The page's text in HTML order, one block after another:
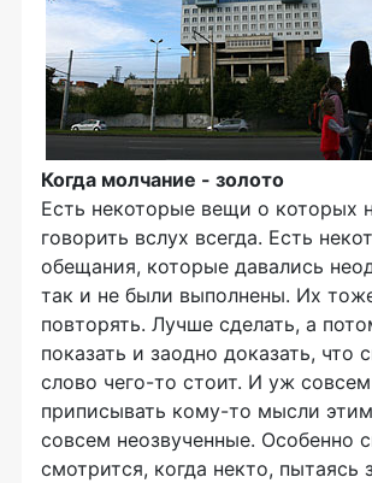
Когда молчание - золото
Есть некоторые вещи о которых
говорить вслух всегда. Есть
обещания, которые давались
так и не были выполнены. Их
повторять. Лучше сделать, а
показать и заодно доказать, что
слово чего-то стоит. И уж
приписывать кому-то мысли
совсем неозвученные. Особенно
смотрится, когда некто, пытаясь